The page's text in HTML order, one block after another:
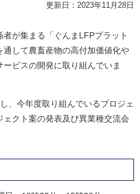
更新日：2023年11月28日
が集まる「ぐんまLFPプラット
して農畜産物の高付加価値化や
ビスの開発に取り組んでいま
、今年度取り組んでいるプロジェ
クト案の発表及び異業種交流会